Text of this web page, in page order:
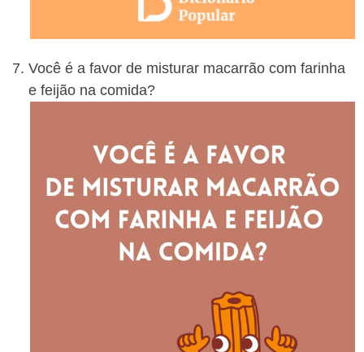
Você é a favor de misturar macarrão com farinha
e feijão na comida?